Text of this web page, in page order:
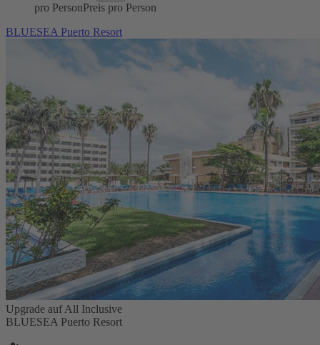
pro PersonPreis pro Person
BLUESEA Puerto Resort
Upgrade auf All Inclusive
BLUESEA Puerto Resort